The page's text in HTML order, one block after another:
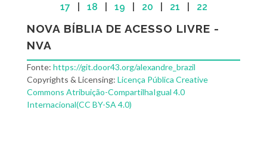
17
18 19 20 21 22
NOVA BÍBLIA DE ACESSO LIVRE -
NVA
Fonte: https://git.door43.org/alexandre_brazil
Copyrights & Licensing: Licença Pública Creative
Commons Atribuição-CompartilhaIgual 4.0
Internacional(CC BY-SA 4.0)